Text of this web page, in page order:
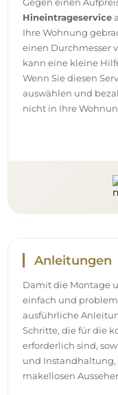
Damit die Montage
einfach und
ausführliche
Schritte, die für die
erforderlich sind,
und Instandhaltung,
makellosen
Folgen Sie
dem
Bleiben Sie über
Aktionen auf dem
Dekotrends und
Werden Sie Teil
wir speziell für Sie